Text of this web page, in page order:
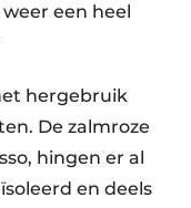
een heel
hergebruik
De zalmroze
hingen er al
en deels